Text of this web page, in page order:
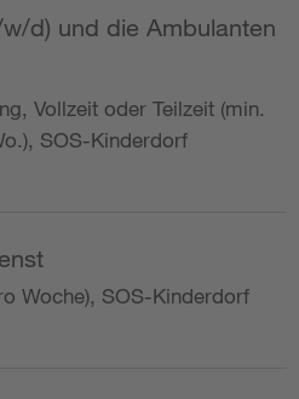
d) und die Ambulanten
Vollzeit oder Teilzeit (min.
SOS-Kinderdorf
Woche), SOS-Kinderdorf